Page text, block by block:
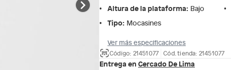
Altura de la plataforma: Bajo
Tipo: Mocasines
Ver más especificaciones
Código: 21451077 Cód. tienda: 21451077
Entrega en Cercado De Lima